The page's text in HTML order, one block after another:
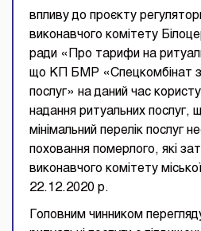
впливу до проєкту
виконавчого комітету
ради «Про тарифи на
що КП БМР «Спецкомбінат з
послуг» на даний час
надання ритуальних послуг,
мінімальний перелік послуг
поховання померлого, які
виконавчого комітету
22.12.2020 р.
Головним чинником